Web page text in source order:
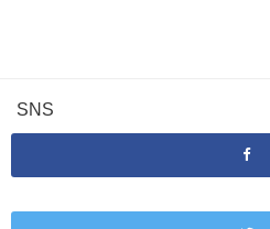
SNS